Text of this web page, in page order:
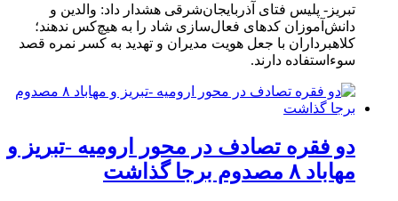
تبریز- پلیس فتای آذربایجان‌شرقی هشدار داد: والدین و
دانش‌آموزان کدهای فعال‌سازی شاد را به هیچ‌کس ندهند؛
کلاهبرداران با جعل هویت مدیران و تهدید به کسر نمره قصد
سوءاستفاده دارند.
دو فقره تصادف در محور ارومیه -تبریز و
مهاباد ۸ مصدوم برجا گذاشت